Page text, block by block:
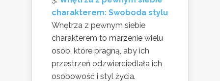
charakterem: Swoboda stylu
Wnętrza z pewnym siebie
charakterem to marzenie wielu
osób, które pragną, aby ich
przestrzeń odzwierciedlała ich
osobowość i styl życia.